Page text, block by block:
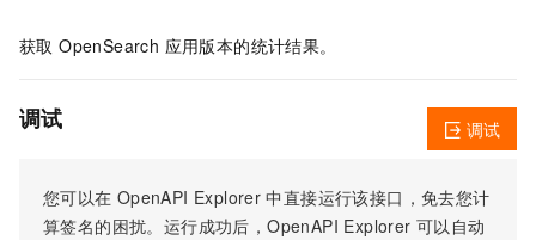
获取 OpenSearch 应用版本的统计结果。
调试
您可以在 OpenAPI Explorer 中直接运行该接口，免去您计
算签名的困扰。运行成功后，OpenAPI Explorer 可以自动
调试